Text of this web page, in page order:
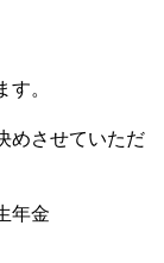
。
めさせていただ
年金